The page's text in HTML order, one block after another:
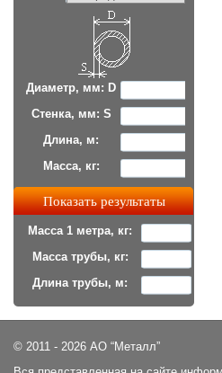
Диаметр, мм: D
Стенка, мм: S
Длина, м:
Масса, кг:
Масса 1 метра, кг:
Масса трубы, кг:
Длина трубы, м:
© 2011 - 2026 АО “Металл”